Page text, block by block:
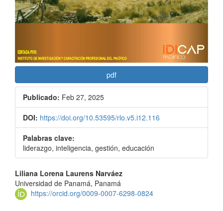
pdf
Publicado: Feb 27, 2025
DOI: https://doi.org/10.53595/rlo.v5.i12.116
Palabras clave:
liderazgo, inteligencia, gestión, educación
Contenido
principal
Liliana Lorena Laurens Narváez
Universidad de Panamá, Panamá
https://orcid.org/0009-0007-6298-0824